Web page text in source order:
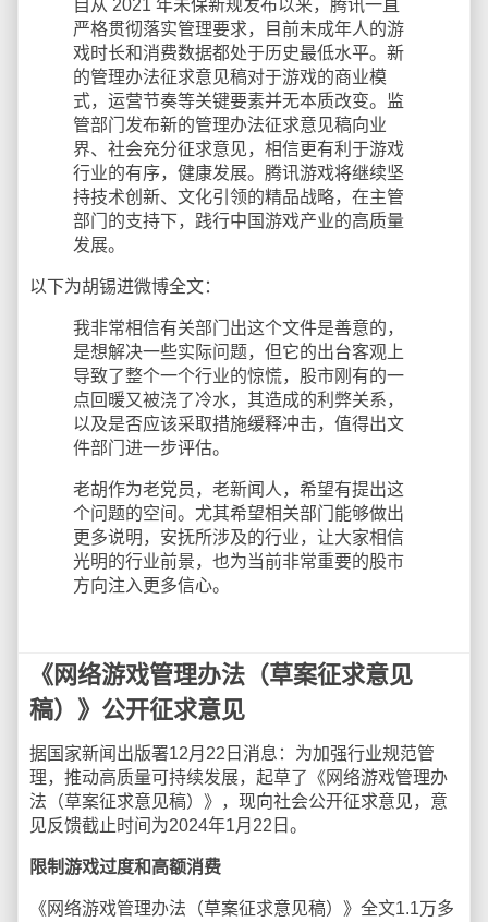
自从 2021 年未保新规发布以来，腾讯一直
严格贯彻落实管理要求，目前未成年人的游
戏时长和消费数据都处于历史最低水平。新
的管理办法征求意见稿对于游戏的商业模
式，运营节奏等关键要素并无本质改变。监
管部门发布新的管理办法征求意见稿向业
界、社会充分征求意见，相信更有利于游戏
行业的有序，健康发展。腾讯游戏将继续坚
持技术创新、文化引领的精品战略，在主管
部门的支持下，践行中国游戏产业的高质量
发展。
以下为胡锡进微博全文：
我非常相信有关部门出这个文件是善意的，
是想解决一些实际问题，但它的出台客观上
导致了整个一个行业的惊慌，股市刚有的一
点回暖又被浇了冷水，其造成的利弊关系，
以及是否应该采取措施缓释冲击，值得出文
件部门进一步评估。
老胡作为老党员，老新闻人，希望有提出这
个问题的空间。尤其希望相关部门能够做出
更多说明，安抚所涉及的行业，让大家相信
光明的行业前景，也为当前非常重要的股市
方向注入更多信心。
《网络游戏管理办法（草案征求意见
稿）》公开征求意见
据国家新闻出版署12月22日消息：为加强行业规范管
理，推动高质量可持续发展，起草了《网络游戏管理办
法（草案征求意见稿）》，现向社会公开征求意见，意
见反馈截止时间为2024年1月22日。
限制游戏过度和高额消费
《网络游戏管理办法（草案征求意见稿）》全文1.1万多